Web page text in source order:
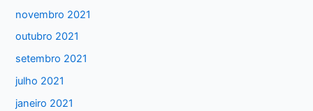
:novembro 2021
outubro 2021
setembro 2021
julho 2021
janeiro 2021